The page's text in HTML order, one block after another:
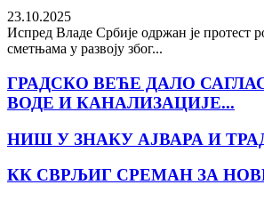
23.10.2025
Испред Владе Србије одржан је протест
сметњама у развоју због...
ГРАДСКО ВЕЋЕ ДАЛО
ВОДЕ И КАНАЛИЗАЦИЈЕ...
НИШ У ЗНАКУ АЈВАРА И
КК СВРЉИГ СРЕМАН ЗА